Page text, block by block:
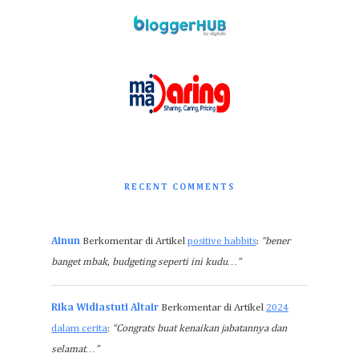
RECENT COMMENTS
Ainun Berkomentar di Artikel positive habbits: “bener
banget mbak, budgeting seperti ini kudu…”
Rika Widiastuti Altair Berkomentar di Artikel 2024
dalam cerita: “Congrats buat kenaikan jabatannya dan
selamat…”